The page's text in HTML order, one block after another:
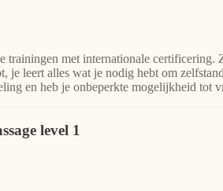
met internationale
je leert alles wat je nodig hebt om
en heb je onbeperkte mogelijkheid tot
level 1